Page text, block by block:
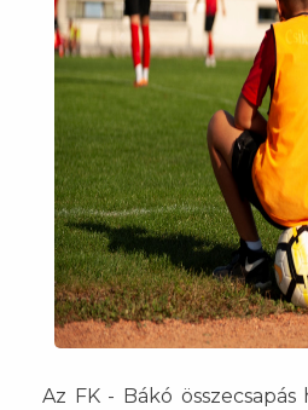
Az FK - Bákó